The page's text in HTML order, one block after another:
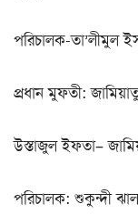
পরিচালক-তা’লীমুল
প্রধান মুফতী:
উস্তাজুল ইফতা–
পরিচালক: শুকুন্দী